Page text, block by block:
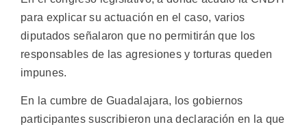
para explicar su actuación en el caso, varios
diputados señalaron que no permitirán que los
responsables de las agresiones y torturas queden
impunes.
En la cumbre de Guadalajara, los gobiernos
participantes suscribieron una declaración en la que